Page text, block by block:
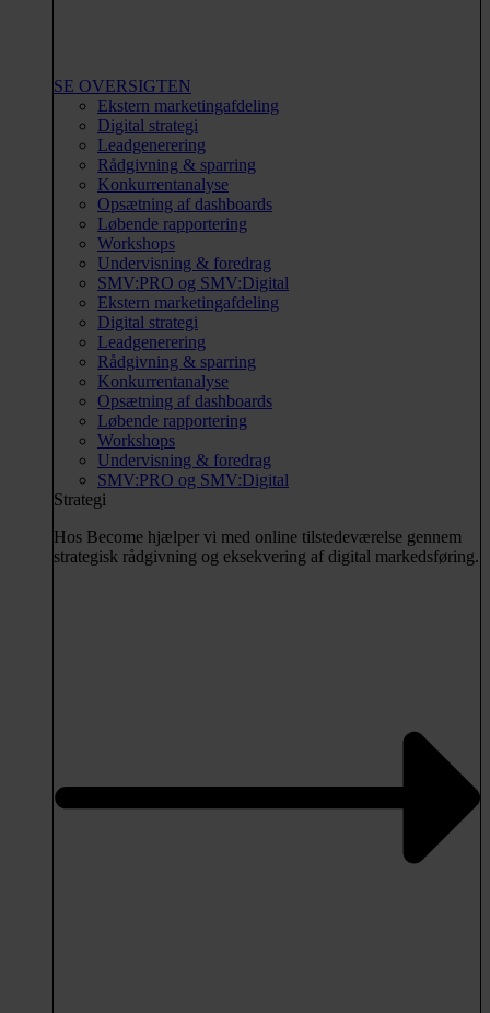
SE OVERSIGTEN
Ekstern marketingafdeling
Digital strategi
Leadgenerering
Rådgivning & sparring
Konkurrentanalyse
Opsætning af dashboards
Løbende rapportering
Workshops
Undervisning & foredrag
SMV:PRO og SMV:Digital
Ekstern marketingafdeling
Digital strategi
Leadgenerering
Rådgivning & sparring
Konkurrentanalyse
Opsætning af dashboards
Løbende rapportering
Workshops
Undervisning & foredrag
SMV:PRO og SMV:Digital
Strategi
Hos Become hjælper vi med online tilstedeværelse gennem
strategisk rådgivning og eksekvering af digital markedsføring.